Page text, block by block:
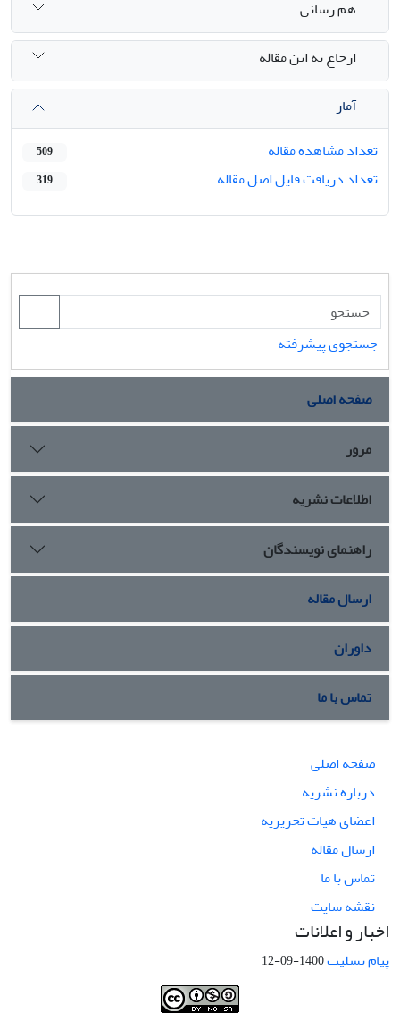
هم رسانی
ارجاع به این مقاله
آمار
تعداد مشاهده مقاله
509
تعداد دریافت فایل اصل مقاله 319
جستجوی پیشرفته
صفحه اصلی
مرور
اطلاعات نشریه
راهنمای نویسندگان
ارسال مقاله
داوران
تماس با ما
صفحه اصلی
درباره نشریه
اعضای هیات تحریریه
ارسال مقاله
تماس با ما
نقشه سایت
اخبار و اعلانات
پیام تسلیت1400-09-12